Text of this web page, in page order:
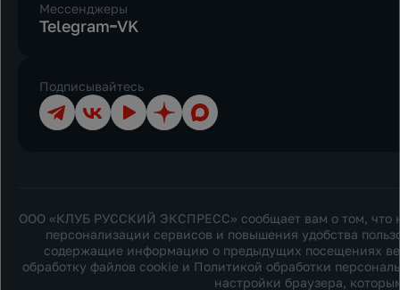
Мессенджеры
Telegram VK
Подписывайтесь
ТелеграмВКонтакте
YouTubeДзен Max
ООО «КЛУБ РУССКИЙ ЭКСПРЕСС» сообщает вам о том, что
персонализации сервисов и повышения удобства
содержащие информацию о предыдущих посещениях
обработку файлов cookie и Политикой обработки
настройки браузера,